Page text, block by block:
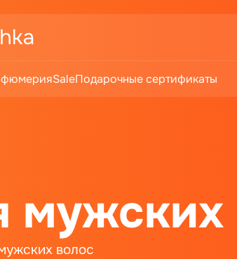
SaleПодарочные сертификаты
мужских
волос